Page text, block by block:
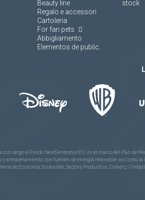
Beauty line
Regalo e accessori
Cartoleria
For fan pets
Abbigliamento
Elementos de public.
stock
con cargo al Fondo NextGenerationEU, en el marco del Plan
almacenamiento, con fuentes de energía renovable, así
de Economía Sostenible, Sectors Productius, Comerç i Treball.